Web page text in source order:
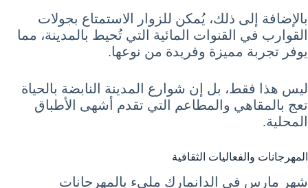
بالإضافة إلى ذلك، يُمكن للزوار الاستمتاع بجولات
القوارب في القنوات المائية التي تُحيط بالمدينة، مما
يوفر تجربة مميزة وفريدة من نوعها.
ليس هذا فقط، بل إن شوارع المدينة النابضة بالحياة
تعج بالمقاهي والمطاعم التي تقدم أشهى الأطباق
المحلية.
المهرجانات والفعاليات الثقافية
شهر مارس في الدانمارك مليء بالمهرجانات